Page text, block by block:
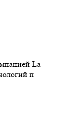
La
п